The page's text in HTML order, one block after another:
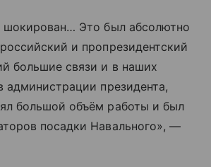
шокирован… Это был абсолютно
и пропрезидентский
большие связи и в наших
администрации президента,
большой объём работы и был
посадки Навального», —